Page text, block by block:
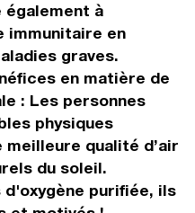
à
immunitaire en
graves.
en matière de
: Les personnes
physiques
meilleure qualité d’air
du soleil.
purifiée, ils